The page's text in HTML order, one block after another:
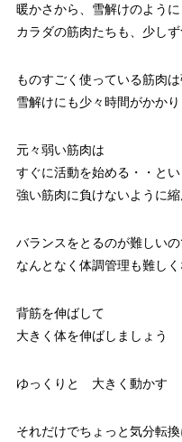
暖かさから、雪解けのように
カラダの筋肉たちも、少し
ものすごく使っている筋肉は
雪解けにも少々時間がかか
元々弱い筋肉は
すぐに活動を始める・・と
強い筋肉に負けないように
バランスをとるのが難しい
なんとなく体調管理も難し
背筋を伸ばして
大きく体を伸ばしましょう
ゆっくりと 大きく動かす
それだけでちょっと気分転